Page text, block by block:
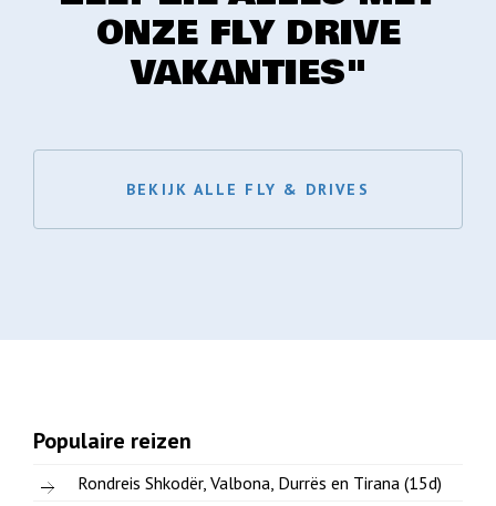
ONZE FLY DRIVE
VAKANTIES"
BEKIJK ALLE FLY & DRIVES
Populaire reizen
Rondreis Shkodër, Valbona, Durrës en Tirana (15d)